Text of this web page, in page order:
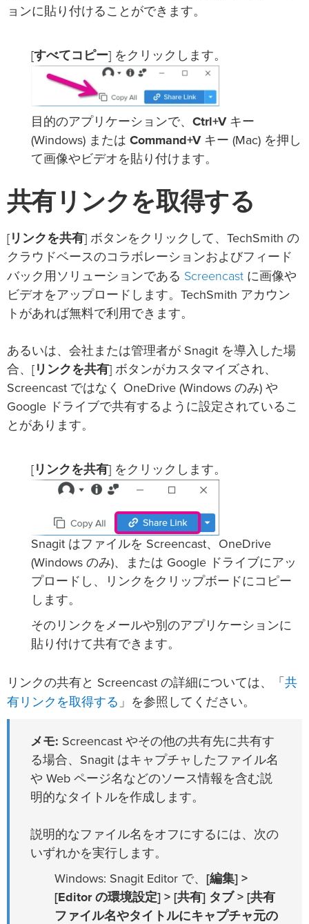
ョンに貼り付けることができます。
[すべてコピー] をクリックします。
目的のアプリケーションで、 Ctrl+Vキー
(Windows) または Command+Vキー (Mac) を押し
て画像やビデオを貼り付けます。
共有リンクを取得する
[ リンクを共有] ボタンをクリックして、TechSmith の
クラウドベースのコラボレーションおよびフィード
バック用ソリューションである Screencast に画像や
ビデオをアップロードします。TechSmith アカウン
トがあれば無料で利用できます。
あるいは、会社または管理者が Snagit を導入した場
合、[ リンクを共有] ボタンがカスタマイズされ、
Screencast ではなく OneDrive (Windows のみ) や
Google ドライブで共有するように設定されているこ
とがあります。
[ リンクを共有] をクリックします。
Snagit はファイルを Screencast、OneDrive
(Windows のみ)、または Google ドライブにアッ
プロードし、リンクをクリップボードにコピー
します。
そのリンクをメールや別のアプリケーションに
貼り付けて共有できます。
リンクの共有と Screencast の詳細については、「 共
有リンクを取得する 」を参照してください。
メモ: Screencast やその他の共有先に共有す
る場合、Snagit はキャプチャしたファイル名
や Web ページ名などのソース情報を含む説
明的なタイトルを作成します。
説明的なファイル名をオフにするには、次の
いずれかを実行します。
Windows: Snagit Editor で、
[編集] >
[Editor の環境設定] > [共有] タブ > [共有
ファイル名やタイトルにキャプチャ元の